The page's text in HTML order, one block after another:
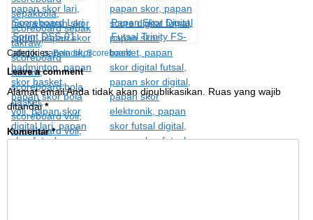
Scoreboard Lari
Sprint DSS-01
(Papan Skor)
Papan Skor Digital
Futsal Trinity FS-
03
Categories:Beladiri,Scoreboard
Leave a comment
Alamat email Anda tidak akan dipublikasikan. Ruas yang wajib
ditandai*
Komentar*